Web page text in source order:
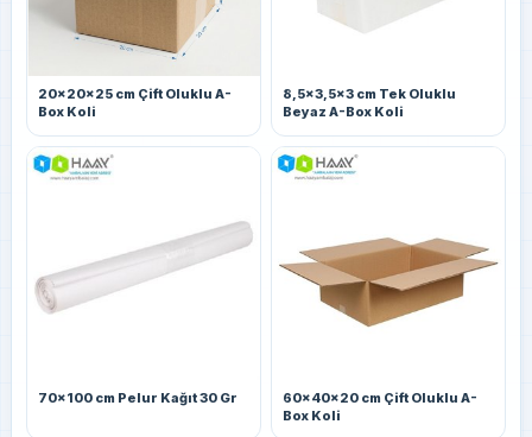
20x20x25 cm Çift Oluklu A-
Box Koli
8,5x3,5x3 cm Tek Oluklu
Beyaz A-Box Koli
70x100 cm Pelur Kağıt 30 Gr
60x40x20 cm Çift Oluklu A-
Box Koli